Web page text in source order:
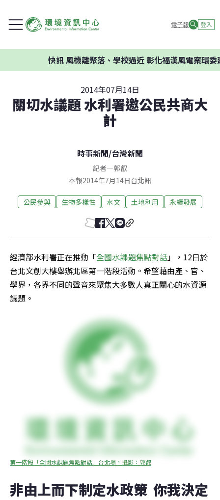
電子報 登入
快訊風機離聚落、學校過近 彰化福漢風電案環委建議
2014年07月14日
關切水議題 水利署邀公民共商大
計
時事新聞/台灣新聞
記者—郭叡
本報2014年7月14日台北訊
公民參與 生物多樣性 水文 土地利用 永續發展
經濟部水利署正在推動「全國水課題焦點對話」，12日於
台北文創大樓舉辦北區第一階段活動。希望藉由產、官、
學界，各界不同的聲音來聚焦大多數人真正關心的水資源
議題。
第一階段「全國水課題焦點對話」台北場，攝影：郭叡
非由上而下制定水政策  你我決定